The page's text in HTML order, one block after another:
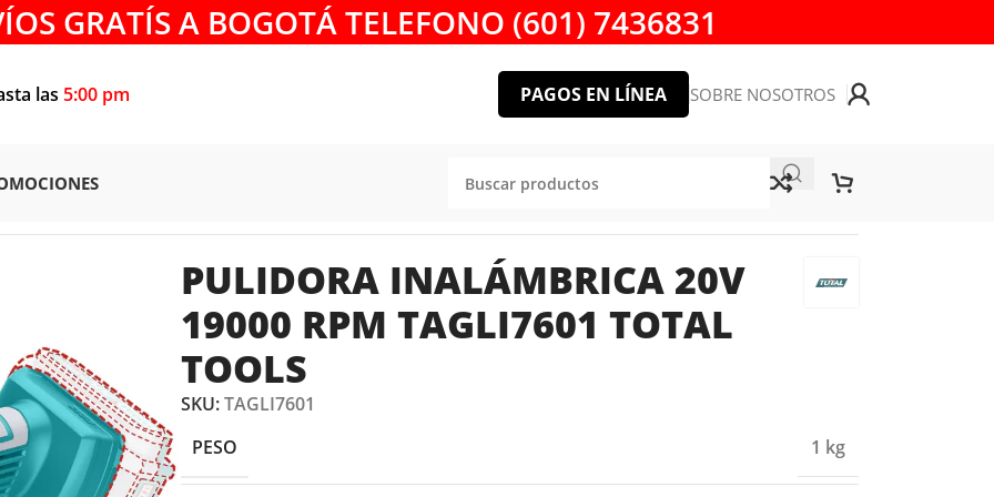
GRATÍS A BOGOTÁ TELEFONO (601) 7436831
las 5:00 pm PAGOS EN LÍNEA SOBRE NOSOTROS
PULIDORA INALÁMBRICA 20V
19000 RPM TAGLI7601 TOTAL
TOOLS
SKU:TAGLI7601
PESO
1 kg